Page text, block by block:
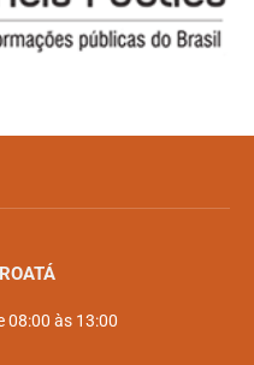
08:00 às 13:00